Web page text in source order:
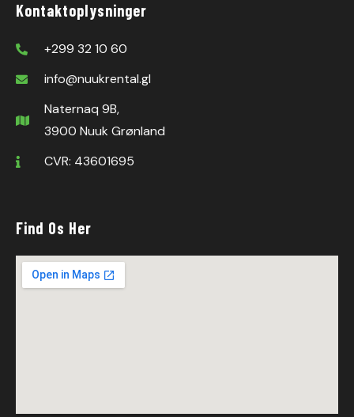
Kontaktoplysninger
+299 32 10 60
info@nuukrental.gl
Naternaq 9B,
3900 Nuuk Grønland
CVR: 43601695
Find Os Her